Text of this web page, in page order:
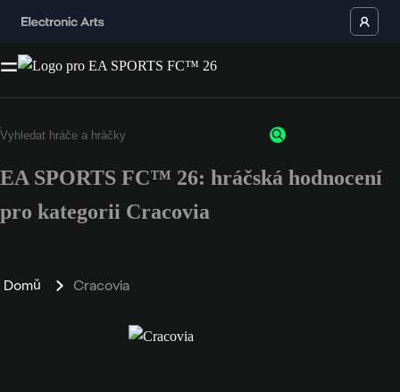
EA SPORTS FC™ 26: hráčská hodnocení
pro kategorii Cracovia
Domů Cracovia